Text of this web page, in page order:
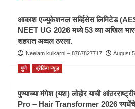
आकाश एज्युकेशनल सर्व्हिसेस लिमिटेड
NEET UG 2026 मध्ये 53 व्या अखिल
शहरात अव्वल ठरला.
Neelam kulkarni – 8767827717 August
पुणे ब्रेकिंग न्यूज़
पुण्याच्या मंगेश (यश) लोहोर याची
Pro – Hair Transformer 2026